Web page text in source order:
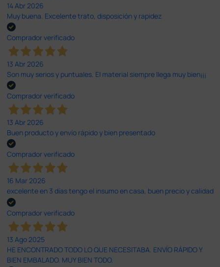
14 Abr 2026
Muy buena. Excelente trato, disposición y rapidez
Comprador verificado
13 Abr 2026
Son muy serios y puntuales. El material siempre llega muy bien¡¡¡
Comprador verificado
13 Abr 2026
Buen producto y envío rápido y bien presentado
Comprador verificado
16 Mar 2026
excelente en 3 días tengo el insumo en casa, buen precio y calidad
Comprador verificado
13 Ago 2025
HE ENCONTRADO TODO LO QUE NECESITABA. ENVÍO RÁPIDO Y
BIEN EMBALADO. MUY BIEN TODO.